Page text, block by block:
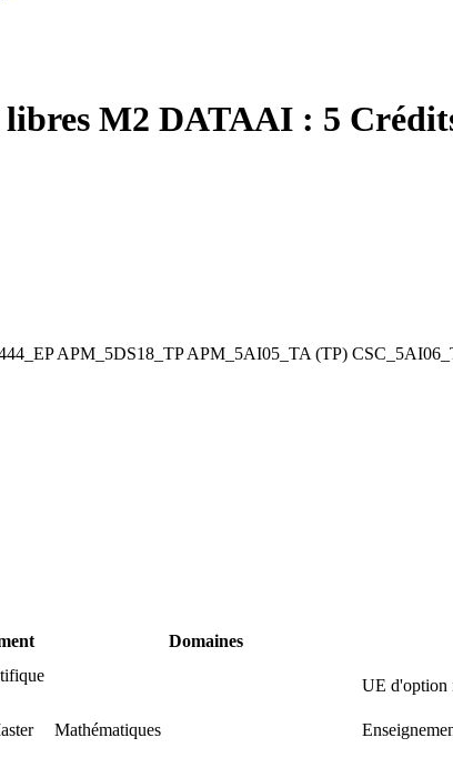
M2 DATAAI : 5
APM_5DS18_TP APM_5AI05_TA (TP)
Domaines
UE d'option
Mathématiques